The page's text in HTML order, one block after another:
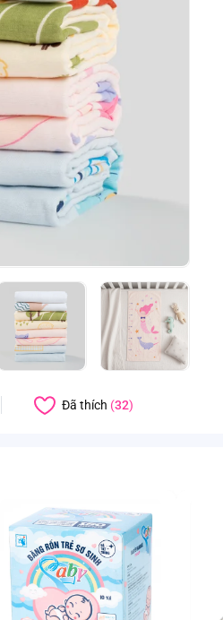
Đã thích (32)